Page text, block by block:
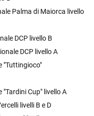
Palma di Maiorca livello
DCP livello B
DCP livello A
"Tuttingioco"
Cup" livello A
livelli B e D